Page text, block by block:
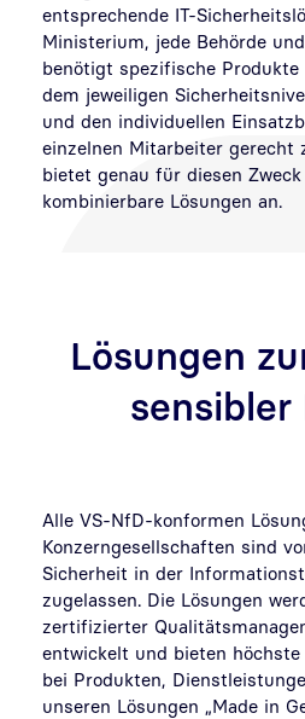
entsprechende IT-
Ministerium, jede Behörde
benötigt spezifische Produkte
dem jeweiligen
und den individuellen
einzelnen Mitarbeiter gerecht
bietet genau für diesen
kombinierbare Lösungen an.
Lösungen
sensibler
Alle VS-NfD-konformen
Konzerngesellschaften sind
Sicherheit in der
zugelassen. Die Lösungen
zertifizierter
entwickelt und bieten
bei Produkten,
unseren Lösungen „Made in